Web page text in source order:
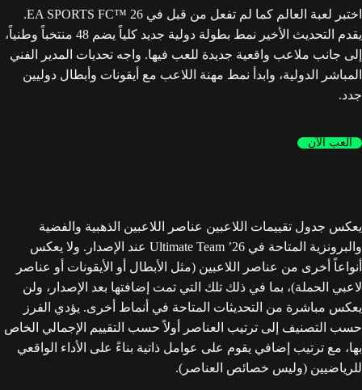
اختبر لعبة العالم كما لم تفعل من قبل في EA SPORTS FC™ 26.
يقدم التحديث الأخير نمط بطولة دولية جديد كلياً يضم 48 منتخباً وطنياً،
إلى جانب ملاعب واقعية جديدة للعب فيها. واجه تحديات المدير الفني
المباشر الدولية، وابدأ نمط مهنة اللاعب مع أيقونات وأبطال دوليين
جدد.
العب الآن
يعكس جدول تقييمات اللاعبين عناصر اللاعبين الذهبية والفضية
والبرونزية المتاحة في Ultimate Team ’26 عند الإصدار. ولا يعكس
أنواعاً أخرى من عناصر اللاعبين (مثل الأبطال أو الأيقونات أو عناصر
لاعبي الحملة)، بما في ذلك تلك التي تمت إضافتها بعد الإصدار، ولن
يعكس مباشرة من التحديثات المتاحة في أنماط أخرى. يؤدي الفرز
حسب التصنيف إلى ترتيب العناصر أولاً حسب التقييم الإجمالي الخاص
بها، مع ترتيب إضافي يقوم على عوامل ذاتية بناءً على الأداء الواقعي
للرياضيين (وليس خصائص العناصر).